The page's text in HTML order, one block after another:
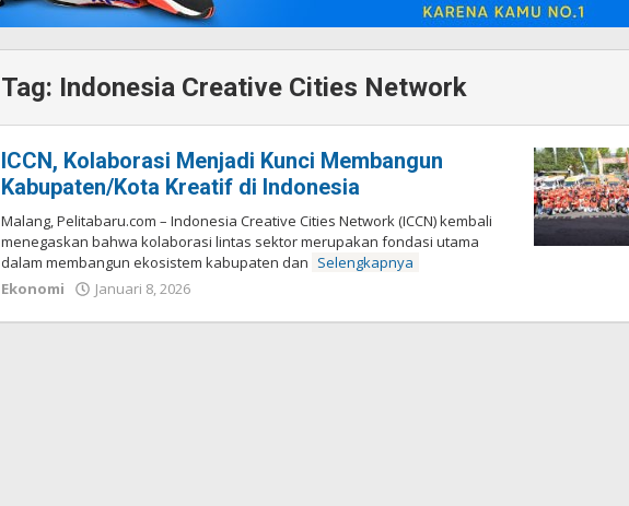
Tag: Indonesia Creative Cities Network
ICCN, Kolaborasi Menjadi Kunci Membangun
Kabupaten/Kota Kreatif di Indonesia
Malang, Pelitabaru.com – Indonesia Creative Cities Network (ICCN) kembali
menegaskan bahwa kolaborasi lintas sektor merupakan fondasi utama
dalam membangun ekosistem kabupaten dan Selengkapnya
Ekonomi
Januari 8, 2026